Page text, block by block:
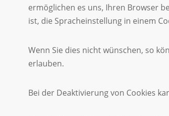
ermöglichen es uns, Ihren Browser
ist, die Spracheinstellung in einem
Wenn Sie dies nicht wünschen, so
erlauben.
Bei der Deaktivierung von Cookies